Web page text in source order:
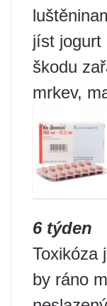
jíst jogurt
škodu
mrkev,
6 týden
Toxikóza
by ráno